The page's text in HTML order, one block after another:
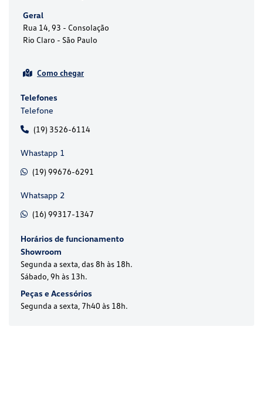
Geral
Rua 14, 93 - Consolação
Rio Claro - São Paulo
Como chegar
Telefones
Telefone
(19) 3526-6114
Whastapp 1
(19) 99676-6291
Whatsapp 2
(16) 99317-1347
Horários de funcionamento
Showroom
Segunda a sexta, das 8h às 18h.
Sábado, 9h às 13h.
Peças e Acessórios
Segunda a sexta, 7h40 às 18h.